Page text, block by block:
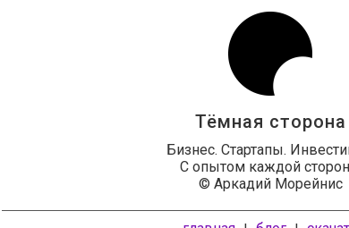
Тёмная сторона
Бизнес. Стартапы.
С опытом каждой
© Аркадий Морейнис